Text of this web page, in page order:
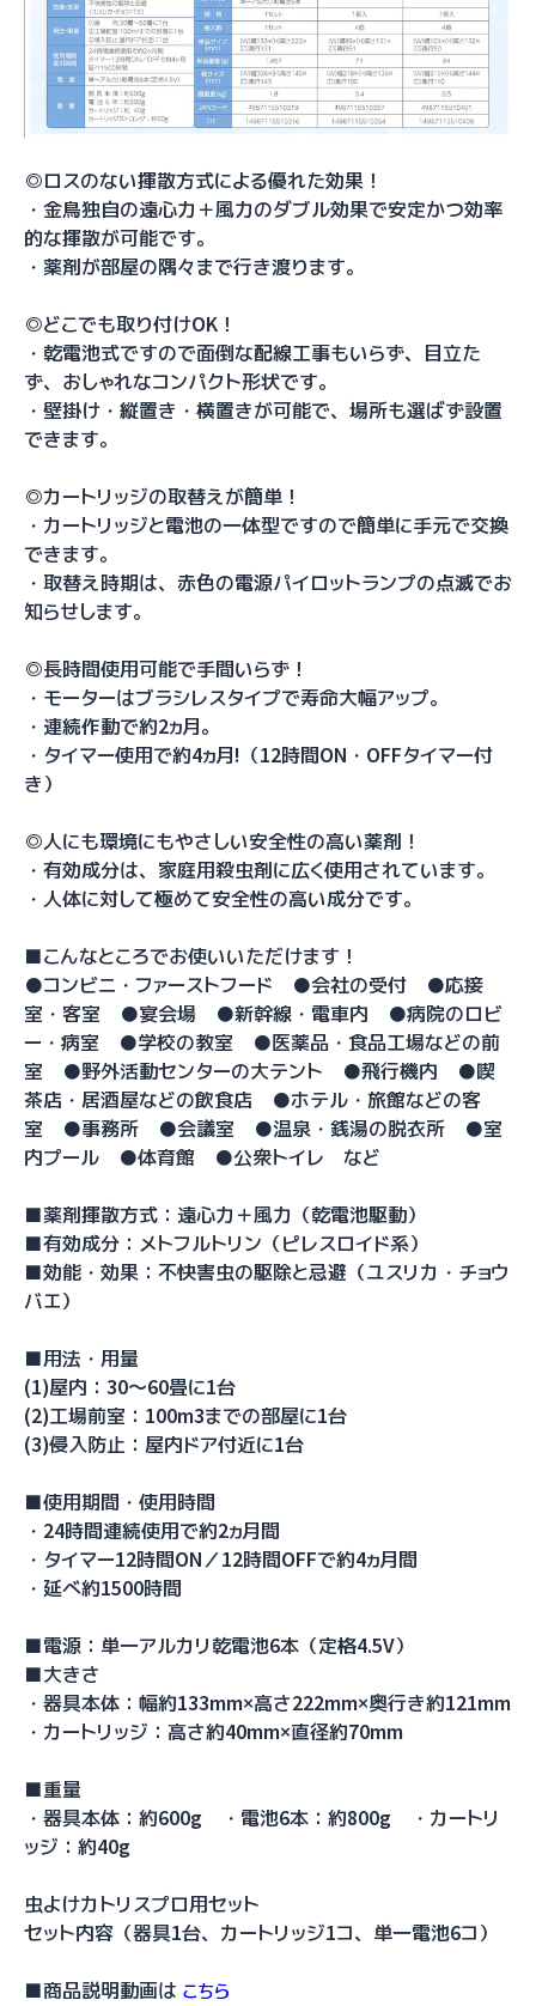
◎ロスのない揮散方式による優れた効果！
・金鳥独自の遠心力＋風力のダブル効果で安定かつ効率
的な揮散が可能です。
・薬剤が部屋の隅々まで行き渡ります。
◎どこでも取り付けOK！
・乾電池式ですので面倒な配線工事もいらず、目立た
ず、おしゃれなコンパクト形状です。
・壁掛け・縦置き・横置きが可能で、場所も選ばず設置
できます。
◎カートリッジの取替えが簡単！
・カートリッジと電池の一体型ですので簡単に手元で交換
できます。
・取替え時期は、赤色の電源パイロットランプの点滅でお
知らせします。
◎長時間使用可能で手間いらず！
・モーターはブラシレスタイプで寿命大幅アップ。
・連続作動で約2ヵ月。
・タイマー使用で約4ヵ月!（12時間ON・OFFタイマー付
き）
◎人にも環境にもやさしい安全性の高い薬剤！
・有効成分は、家庭用殺虫剤に広く使用されています。
・人体に対して極めて安全性の高い成分です。
■こんなところでお使いいただけます！
●コンビニ・ファーストフード ●会社の受付 ●応接
室・客室 ●宴会場 ●新幹線・電車内 ●病院のロビ
ー・病室 ●学校の教室 ●医薬品・食品工場などの前
室 ●野外活動センターの大テント ●飛行機内 ●喫
茶店・居酒屋などの飲食店 ●ホテル・旅館などの客
室 ●事務所 ●会議室 ●温泉・銭湯の脱衣所 ●室
内プール ●体育館 ●公衆トイレ など
■薬剤揮散方式：遠心力＋風力（乾電池駆動）
■有効成分：メトフルトリン（ピレスロイド系）
■効能・効果：不快害虫の駆除と忌避（ユスリカ・チョウ
バエ）
■用法・用量
(1)屋内：30～60畳に1台
(2)工場前室：100m3までの部屋に1台
(3)侵入防止：屋内ドア付近に1台
■使用期間・使用時間
・24時間連続使用で約2ヵ月間
・タイマー12時間ON／12時間OFFで約4ヵ月間
・延べ約1500時間
■電源：単一アルカリ乾電池6本（定格4.5V）
■大きさ
・器具本体：幅約133mm×高さ222mm×奥行き約121mm
・カートリッジ：高さ約40mm×直径約70mm
■重量
・器具本体：約600g ・電池6本：約800g ・カートリ
ッジ：約40g
虫よけカトリスプロ用セット
セット内容（器具1台、カートリッジ1コ、単一電池6コ）
■商品説明動画は こちら